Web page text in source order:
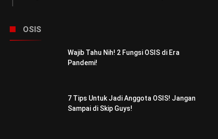
OSIS
Wajib Tahu Nih! 2 Fungsi OSIS di Era
Pandemi!
7 Tips Untuk Jadi Anggota OSIS! Jangan
Sampai di Skip Guys!